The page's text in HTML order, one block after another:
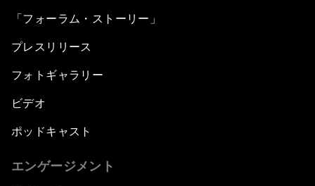
「フォーラム・ストーリー」
プレスリリース
フォトギャラリー
ビデオ
ポッドキャスト
エンゲージメント